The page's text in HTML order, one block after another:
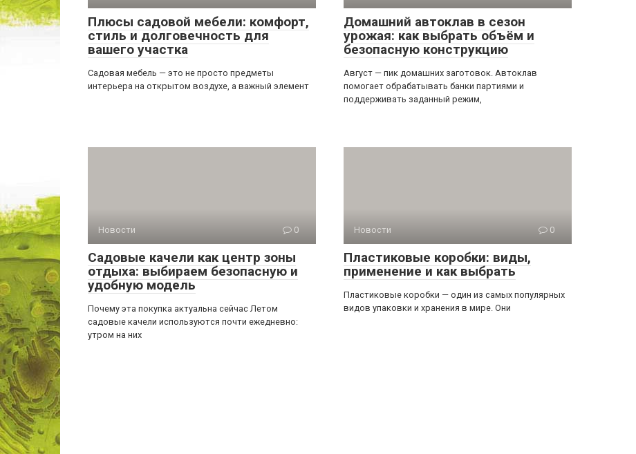
Плюсы садовой мебели: комфорт,
стиль и долговечность для
вашего участка
Садовая мебель — это не просто предметы
интерьера на открытом воздухе, а важный элемент
Домашний автоклав в сезон
урожая: как выбрать объём и
безопасную конструкцию
Август — пик домашних заготовок. Автоклав
помогает обрабатывать банки партиями и
поддерживать заданный режим,
Новости 0
Садовые качели как центр зоны
отдыха: выбираем безопасную и
удобную модель
Почему эта покупка актуальна сейчас Летом
садовые качели используются почти ежедневно:
утром на них
Новости 0
Пластиковые коробки: виды,
применение и как выбрать
Пластиковые коробки — один из самых популярных
видов упаковки и хранения в мире. Они